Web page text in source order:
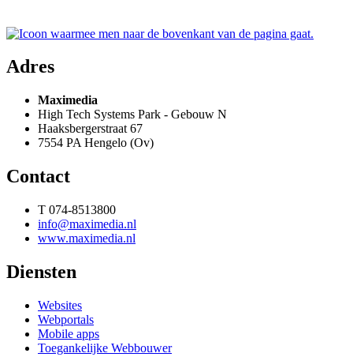
Adres
Maximedia
High Tech Systems Park - Gebouw N
Haaksbergerstraat 67
7554 PA Hengelo (Ov)
Contact
T 074-8513800
info@maximedia.nl
www.maximedia.nl
Diensten
Websites
Webportals
Mobile apps
Toegankelijke Webbouwer